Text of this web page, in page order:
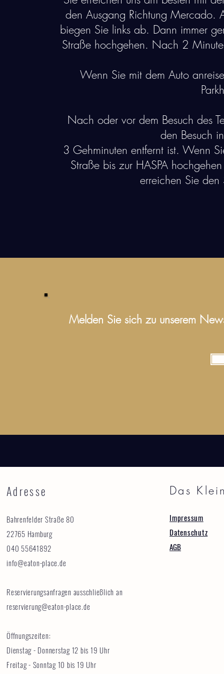
den Ausgang Richtung Mercado.
biegen Sie links ab. Dann immer
Straße hochgehen. Nach 2
Wenn Sie mit dem Auto
Nach oder vor dem Besuch des
den Besuch
3 Gehminuten entfernt ist. Wenn
Straße bis zur HASPA
erreichen Sie
Melden Sie sich zu unserem
Adresse
Bahrenfelder Straße 80
22765 Hamburg
040 55641892
info@eaton-place.de
Reservierungsanfragen ausschließlich an
reservierung@eaton-place.de
Öffnungszeiten:
Dienstag - Donnerstag 12 bis 19 Uhr
Freitag - Sonntag 10 bis 19 Uhr
Das
Impressum
Datenschutz
AGB